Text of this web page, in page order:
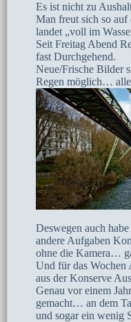
Es ist nicht zu
Man freut sich so auf
landet „voll im
Seit Freitag Abend
fast Durchgehend.
Neue/Frische Bilder
Regen möglich…
Deswegen auch
andere Aufgaben
ohne die Kamera…
Und für das Wochen
aus der Konserve
Genau vor einem
gemacht… an dem
und sogar ein wenig